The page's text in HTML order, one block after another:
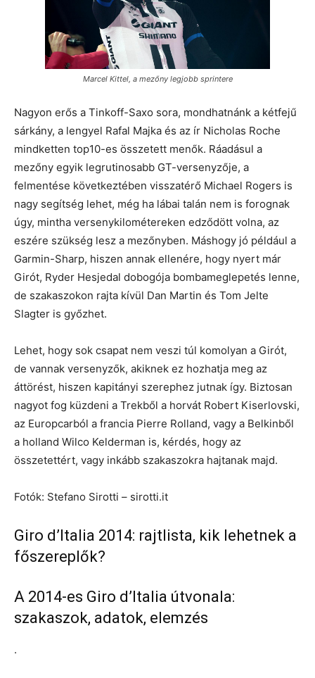
Marcel Kittel, a mezőny legjobb sprintere
Nagyon erős a Tinkoff-Saxo sora, mondhatnánk a kétfejű
sárkány, a lengyel Rafal Majka és az ír Nicholas Roche
mindketten top10-es összetett menők. Ráadásul a
mezőny egyik legrutinosabb GT-versenyzője, a
felmentése következtében visszatérő Michael Rogers is
nagy segítség lehet, még ha lábai talán nem is forognak
úgy, mintha versenykilométereken edződött volna, az
eszére szükség lesz a mezőnyben. Máshogy jó például a
Garmin-Sharp, hiszen annak ellenére, hogy nyert már
Girót, Ryder Hesjedal dobogója bombameglepetés lenne,
de szakaszokon rajta kívül Dan Martin és Tom Jelte
Slagter is győzhet.
Lehet, hogy sok csapat nem veszi túl komolyan a Girót,
de vannak versenyzők, akiknek ez hozhatja meg az
áttörést, hiszen kapitányi szerephez jutnak így. Biztosan
nagyot fog küzdeni a Trekből a horvát Robert Kiserlovski,
az Europcarból a francia Pierre Rolland, vagy a Belkinből
a holland Wilco Kelderman is, kérdés, hogy az
összetettért, vagy inkább szakaszokra hajtanak majd.
Fotók: Stefano Sirotti – sirotti.it
Giro d’Italia 2014: rajtlista, kik lehetnek a
főszereplők?
A 2014-es Giro d’Italia útvonala:
szakaszok, adatok, elemzés
.